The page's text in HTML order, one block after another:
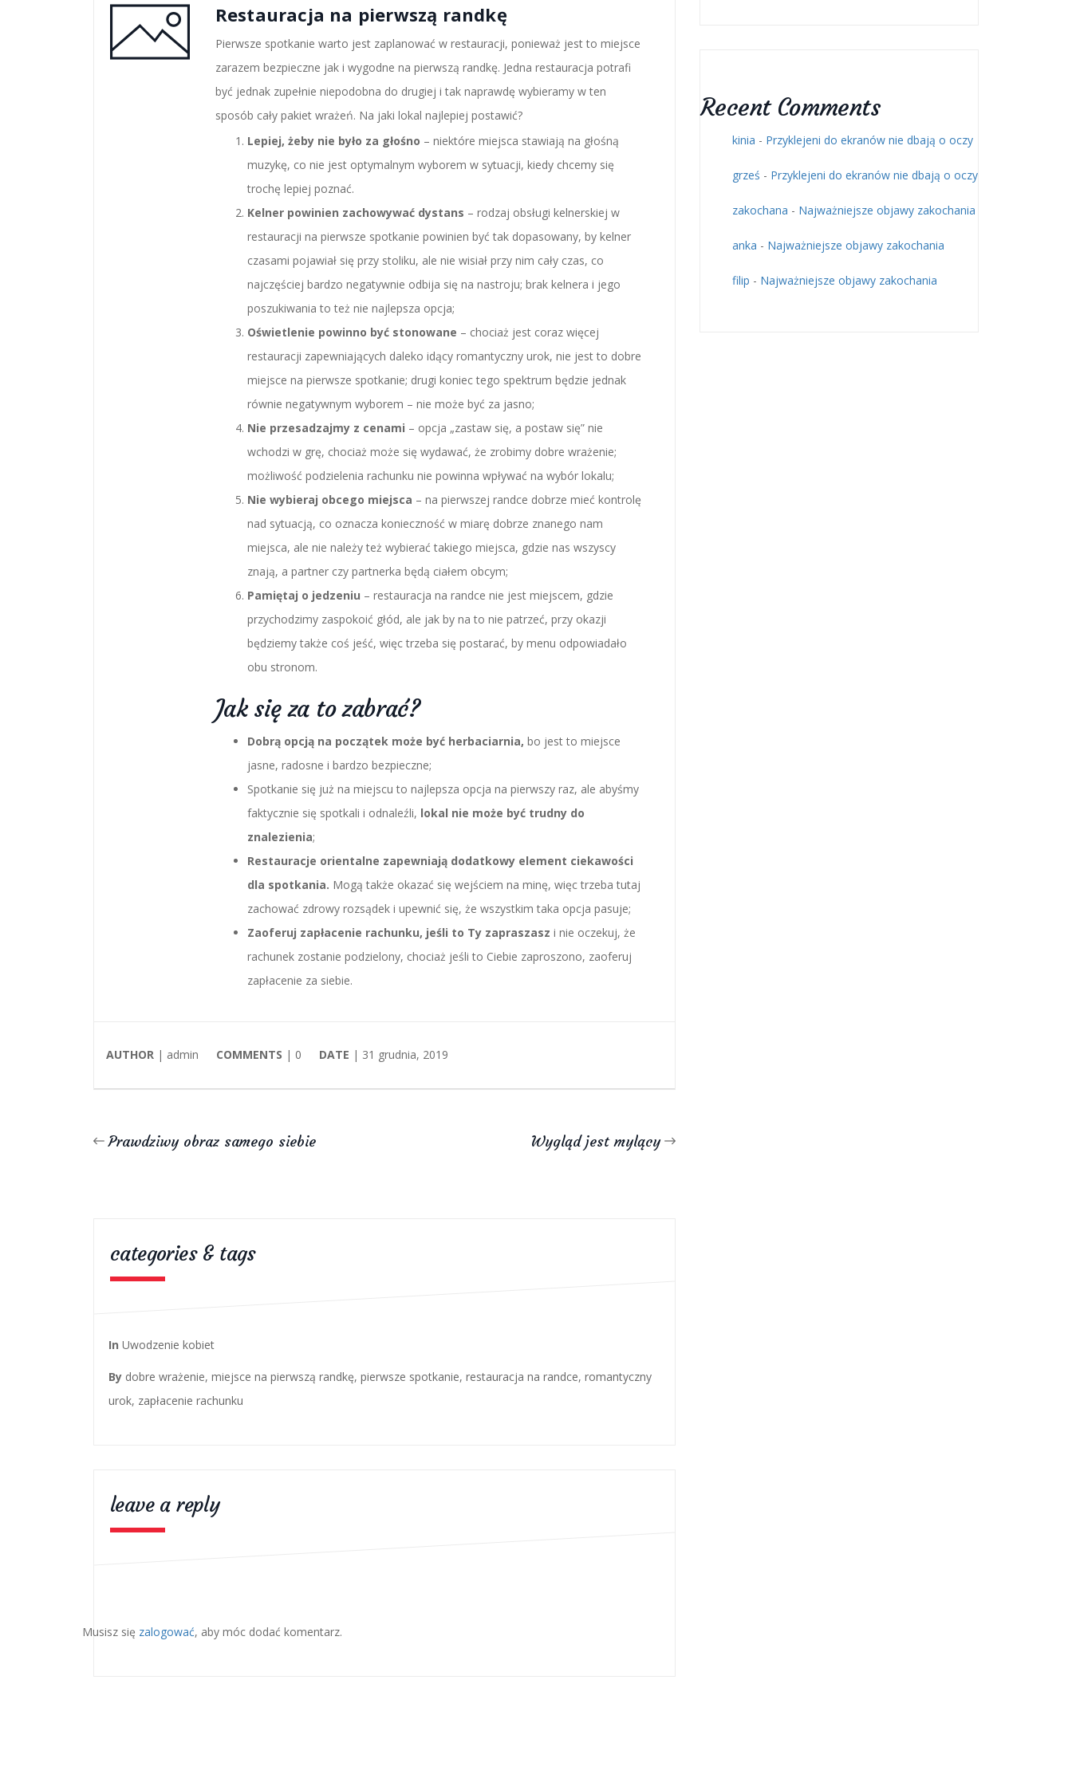
Restauracja na pierwszą randkę
Pierwsze spotkanie warto jest zaplanować w restauracji, ponieważ jest to miejsce
zarazem bezpieczne jak i wygodne na pierwszą randkę. Jedna restauracja potrafi
być jednak zupełnie niepodobna do drugiej i tak naprawdę wybieramy w ten
sposób cały pakiet wrażeń. Na jaki lokal najlepiej postawić?
Lepiej, żeby nie było za głośno – niektóre miejsca stawiają na głośną
muzykę, co nie jest optymalnym wyborem w sytuacji, kiedy chcemy się
trochę lepiej poznać.
Kelner powinien zachowywać dystans – rodzaj obsługi kelnerskiej w
restauracji na pierwsze spotkanie powinien być tak dopasowany, by kelner
czasami pojawiał się przy stoliku, ale nie wisiał przy nim cały czas, co
najczęściej bardzo negatywnie odbija się na nastroju; brak kelnera i jego
poszukiwania to też nie najlepsza opcja;
Oświetlenie powinno być stonowane – chociaż jest coraz więcej
restauracji zapewniających daleko idący romantyczny urok, nie jest to dobre
miejsce na pierwsze spotkanie; drugi koniec tego spektrum będzie jednak
równie negatywnym wyborem – nie może być za jasno;
Nie przesadzajmy z cenami – opcja „zastaw się, a postaw się” nie
wchodzi w grę, chociaż może się wydawać, że zrobimy dobre wrażenie;
możliwość podzielenia rachunku nie powinna wpływać na wybór lokalu;
Nie wybieraj obcego miejsca – na pierwszej randce dobrze mieć kontrolę
nad sytuacją, co oznacza konieczność w miarę dobrze znanego nam
miejsca, ale nie należy też wybierać takiego miejsca, gdzie nas wszyscy
znają, a partner czy partnerka będą ciałem obcym;
Pamiętaj o jedzeniu – restauracja na randce nie jest miejscem, gdzie
przychodzimy zaspokoić głód, ale jak by na to nie patrzeć, przy okazji
będziemy także coś jeść, więc trzeba się postarać, by menu odpowiadało
obu stronom.
Jak się za to zabrać?
Dobrą opcją na początek może być herbaciarnia, bo jest to miejsce
jasne, radosne i bardzo bezpieczne;
Spotkanie się już na miejscu to najlepsza opcja na pierwszy raz, ale abyśmy
faktycznie się spotkali i odnaleźli, lokal nie może być trudny do
znalezienia;
Restauracje orientalne zapewniają dodatkowy element ciekawości
dla spotkania. Mogą także okazać się wejściem na minę, więc trzeba tutaj
zachować zdrowy rozsądek i upewnić się, że wszystkim taka opcja pasuje;
Zaoferuj zapłacenie rachunku, jeśli to Ty zapraszasz i nie oczekuj, że
rachunek zostanie podzielony, chociaż jeśli to Ciebie zaproszono, zaoferuj
zapłacenie za siebie.
AUTHOR | admin COMMENTS | 0 DATE | 31 grudnia, 2019
Prawdziwy obraz samego siebie Wygląd jest mylący
categories & tags
In Uwodzenie kobiet
By dobre wrażenie, miejsce na pierwszą randkę, pierwsze spotkanie, restauracja na randce, romantyczny
urok, zapłacenie rachunku
leave a reply
Musisz się zalogować, aby móc dodać komentarz.
Recent Comments
kinia - Przyklejeni do ekranów nie dbają o oczy
grześ - Przyklejeni do ekranów nie dbają o oczy
zakochana - Najważniejsze objawy zakochania
anka - Najważniejsze objawy zakochania
filip - Najważniejsze objawy zakochania